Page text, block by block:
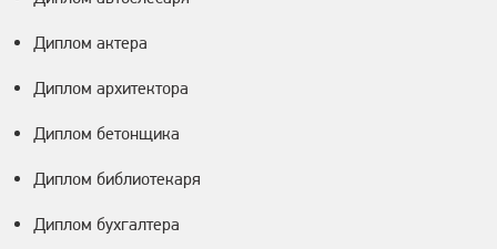
Диплом актера
Диплом архитектора
Диплом бетонщика
Диплом библиотекаря
Диплом бухгалтера